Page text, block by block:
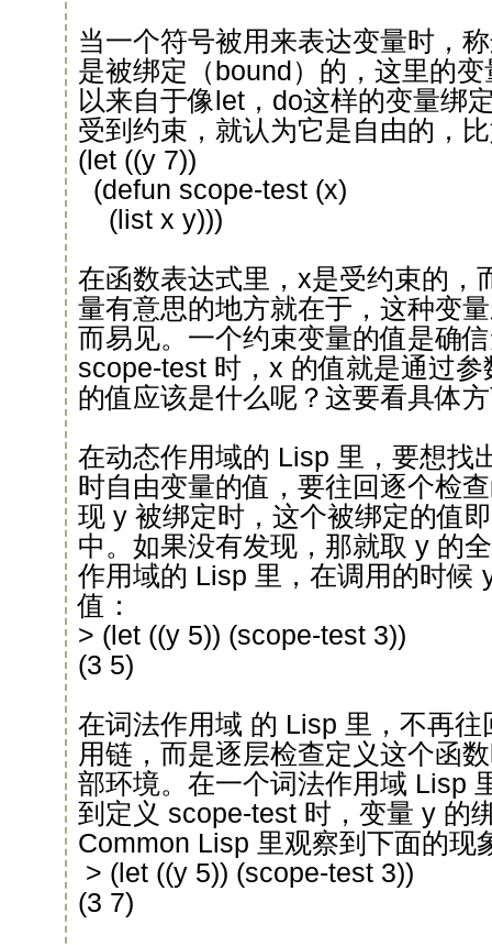
当一个符号被用来表达变量时，
是被绑定（bound）的，这里的
以来自于像let，do这样的变量绑
受到约束，就认为它是自由的，
(let ((y 7))
(defun scope-test (x)
(list x y)))
在函数表达式里，x是受约束的，
量有意思的地方就在于，这种变
而易见。一个约束变量的值是确
scope-test 时，x 的值就是通过
的值应该是什么呢？这要看具体
在动态作用域的 Lisp 里，要想找
时自由变量的值，要往回逐个检
现 y 被绑定时，这个被绑定的值
中。如果没有发现，那就取 y 的
作用域的 Lisp 里，在调用的时候
值：
> (let ((y 5)) (scope-test 3))
(3 5)
在词法作用域 的 Lisp 里，不再
用链，而是逐层检查定义这个函
部环境。在一个词法作用域 Lisp
到定义 scope-test 时，变量 y 的
Common Lisp 里观察到下面的现
> (let ((y 5)) (scope-test 3))
(3 7)